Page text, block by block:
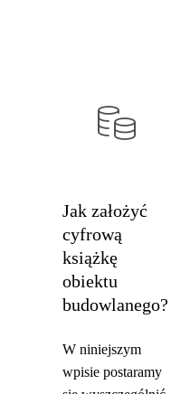
Jak założyć
cyfrową
książkę
obiektu
budowlanego?
W niniejszym
wpisie postaramy